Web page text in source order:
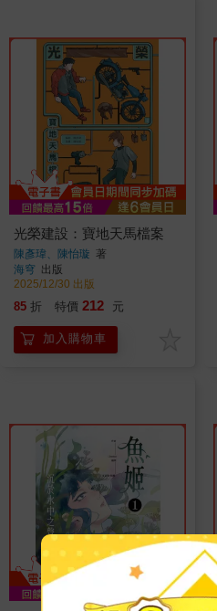
光榮建設：寶地天馬檔案
陳彥瑋、陳怡璇 著
海穹 出版
2025/12/30 出版
85 折 特價 212 元
加入購物車